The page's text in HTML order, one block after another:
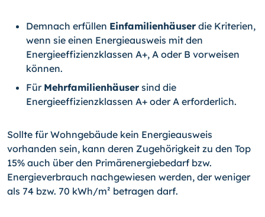
Demnach erfüllen Einfamilienhäuser die Kriterien,
wenn sie einen Energieausweis mit den
Energieeffizienzklassen A+, A oder B vorweisen
können.
Für Mehrfamilienhäuser sind die
Energieeffizienzklassen A+ oder A erforderlich.
Sollte für Wohngebäude kein Energieausweis
vorhanden sein, kann deren Zugehörigkeit zu den Top
15% auch über den Primärenergiebedarf bzw.
Energieverbrauch nachgewiesen werden, der weniger
als 74 bzw. 70 kWh/m² betragen darf.